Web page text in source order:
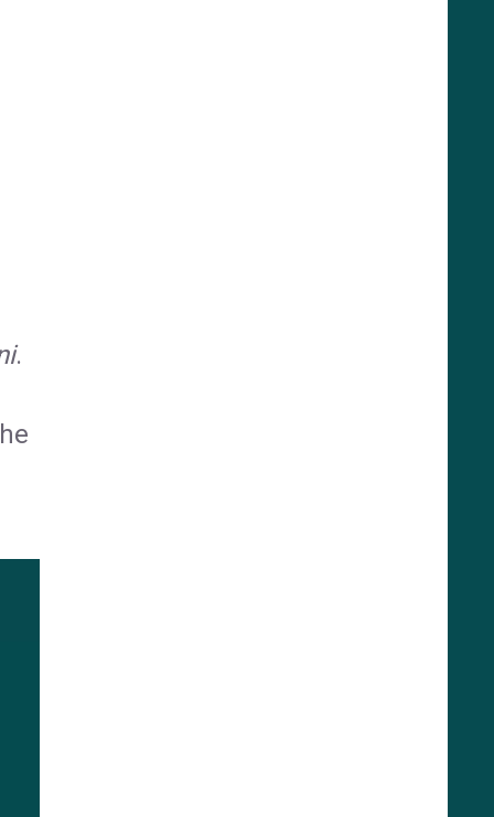
.